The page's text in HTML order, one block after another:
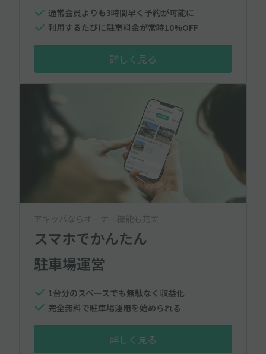
通常会員よりも3時間早く予約が可能に
利用するたびに駐車料金が常時10%OFF
詳しく見る
アキッパならオーナー機能も充実
スマホでかんたん
駐車場運営
1台分のスペースでも無駄なく収益化
完全無料で駐車場運用を始められる
詳しく見る